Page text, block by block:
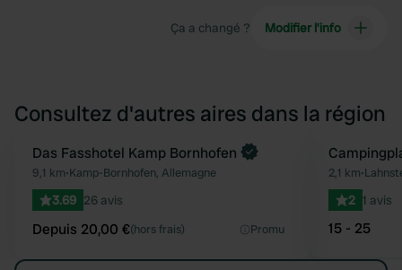
Ça a changé ? Modifier l’info
Consultez d'autres aires dans la région
Préféré
Reserve maintenant
Das Fasshotel Kamp Bornhofen
9,1 km•Kamp-Bornhofen, Allemagne
3.69 26 avis
Depuis 20,00 €(hors frais) Promu
2,1 km•
2 1 avis
15 - 25